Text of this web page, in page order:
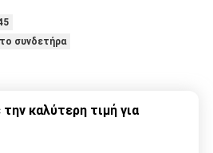
συνδετήρα
καλύτερη τιμή για